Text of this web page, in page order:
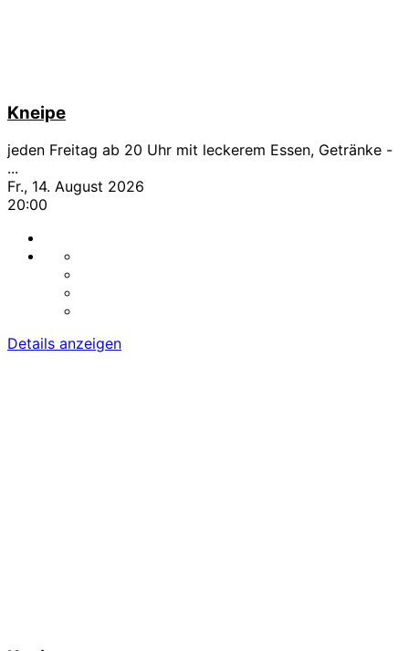
Kneipe
jeden Freitag ab 20 Uhr mit leckerem Essen, Getränke -
...
Fr., 14. August 2026
20:00
Details anzeigen